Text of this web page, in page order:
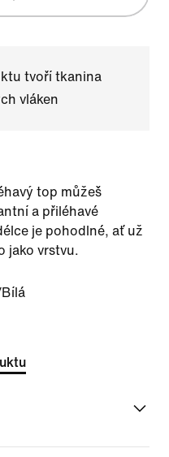
tvoří tkanina
vláken
top můžeš
a přiléhavé
je pohodlné, ať už
jako vrstvu.